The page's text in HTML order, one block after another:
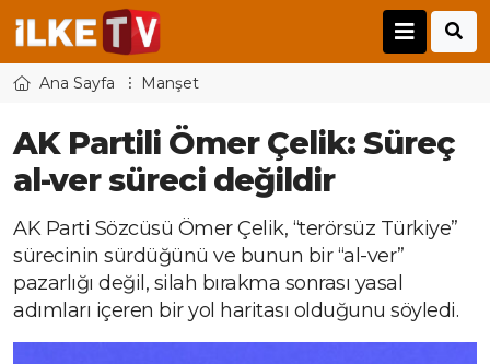
Ana Sayfa Manşet
AK Partili Ömer Çelik: Süreç
al-ver süreci değildir
AK Parti Sözcüsü Ömer Çelik, “terörsüz Türkiye”
sürecinin sürdüğünü ve bunun bir “al-ver”
pazarlığı değil, silah bırakma sonrası yasal
adımları içeren bir yol haritası olduğunu söyledi.